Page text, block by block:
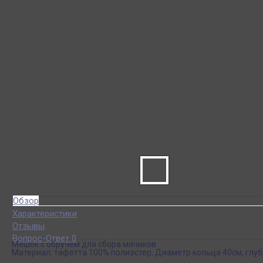
Обзор
Характеристики
Отзывы
Вопрос-Ответ 0
Мешок с обручем для сбора мячиков
Материал: тафетта 100% полиэстер, Диаметр кольца 40см,